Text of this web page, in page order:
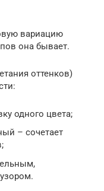
вариацию
она бывает.
оттенков)
одного цвета;
– сочетает